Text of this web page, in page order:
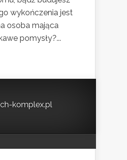
wykończenia jest
osoba mająca
pomysły?...
komplex.pl